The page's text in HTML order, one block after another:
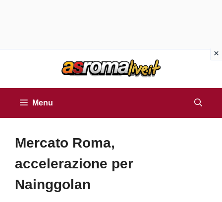
Menu
Mercato Roma,
accelerazione per
Nainggolan